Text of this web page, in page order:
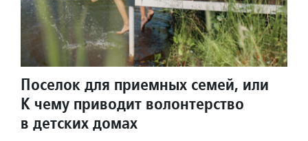
Поселок для приемных семей, или
К чему приводит волонтерство
в детских домах